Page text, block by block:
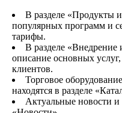
В разделе «Продукты
популярных программ и
тарифы.
В разделе «Внедрение
описание основных
клиентов.
Торговое
находятся в разделе
Актуальные новости